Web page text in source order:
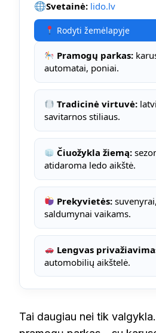
Svetainė: lido.lv
Rodyti žemėlapyje
Pramogų parkas:
automatai, poniai.
Tradicinė virtuvė:
savitarnos stiliaus.
Čiuožykla žiemą:
atidaroma ledo aikštė.
Prekyvietės:
saldumynai vaikams.
Lengvas
automobilių aikštelė.
Tai daugiau nei tik